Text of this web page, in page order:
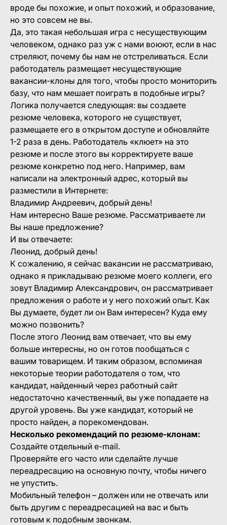
вроде бы похожие, и опыт похожий, и образование,
но это совсем не вы.
Да, это такая небольшая игра с несуществующим
человеком, однако раз уж с нами воюют, если в нас
стреляют, почему бы нам не отстреливаться. Если
работодатель размещает несуществующие
вакансии-клоны для того, чтобы просто мониторить
базу, что нам мешает поиграть в подобные игры?
Логика получается следующая: вы создаете
резюме человека, которого не существует,
размещаете его в открытом доступе и обновляйте
1-2 раза в день. Работодатель «клюет» на это
резюме и после этого вы корректируете ваше
резюме конкретно под него. Например, вам
написали на электронный адрес, который вы
разместили в Интернете:
Владимир Андреевич, добрый день!
Нам интересно Ваше резюме. Рассматриваете ли
Вы наше предложение?
И вы отвечаете:
Леонид, добрый день!
К сожалению, я сейчас вакансии не рассматриваю,
однако я прикладываю резюме моего коллеги, его
зовут Владимир Александрович, он рассматривает
предложения о работе и у него похожий опыт. Как
Вы думаете, будет ли он Вам интересен? Куда ему
можно позвонить?
После этого Леонид вам отвечает, что вы ему
больше интересны, но он готов пообщаться с
вашим товарищем. И таким образом, вспоминая
некоторые теории работодателя о том, что
кандидат, найденный через работный сайт
недостаточно качественный, вы уже попадаете на
другой уровень. Вы уже кандидат, который не
просто найден, а порекомендован.
Несколько рекомендаций по резюме-клонам:
Создайте отдельный e-mail.
Проверяйте его часто или сделайте лучше
переадресацию на основную почту, чтобы ничего
не упустить.
Мобильный телефон – должен или не отвечать или
быть другим с переадресацией на вас и быть
готовым к подобным звонкам.